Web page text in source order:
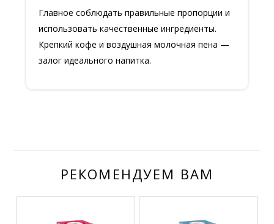
Главное соблюдать правильные пропорции и
использовать качественные ингредиенты.
Крепкий кофе и воздушная молочная пена —
залог идеального напитка.
РЕКОМЕНДУЕМ ВАМ